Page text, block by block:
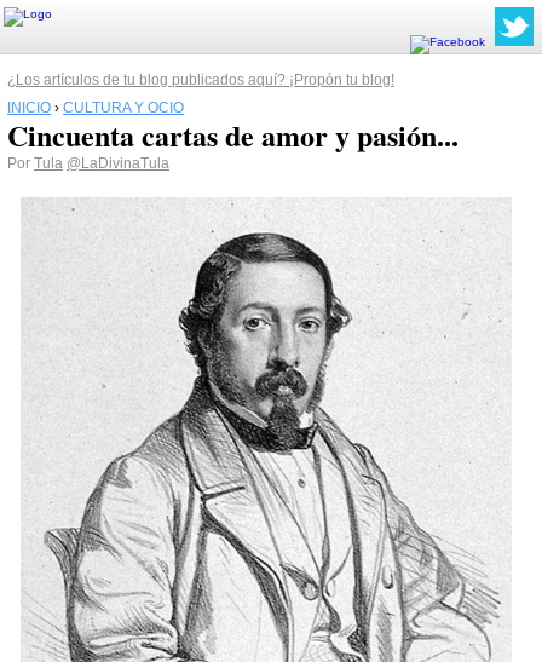
¿Los artículos de tu blog publicados aquí? ¡Propón tu blog!
INICIO › CULTURA Y OCIO
Cincuenta cartas de amor y pasión...
Por Tula @LaDivinaTula